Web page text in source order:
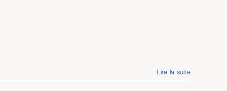
Lire la suite